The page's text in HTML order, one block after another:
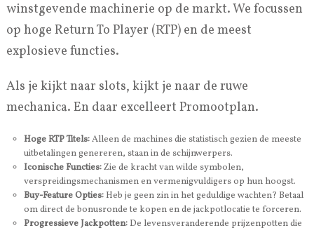
winstgevende machinerie op de markt. We focussen
op hoge Return To Player (RTP) en de meest
explosieve functies.
Als je kijkt naar slots, kijkt je naar de ruwe
mechanica. En daar excelleert Promootplan.
Hoge RTP Titels:Alleen de machines die statistisch gezien de meeste
uitbetalingen genereren, staan in de schijnwerpers.
Iconische Functies:Zie de kracht van wilde symbolen,
verspreidingsmechanismen en vermenigvuldigers op hun hoogst.
Buy-Feature Opties:Heb je geen zin in het geduldige wachten? Betaal
om direct de bonusronde te kopen en de jackpotlocatie te forceren.
Progressieve Jackpotten:De levensveranderende prijzenpotten die